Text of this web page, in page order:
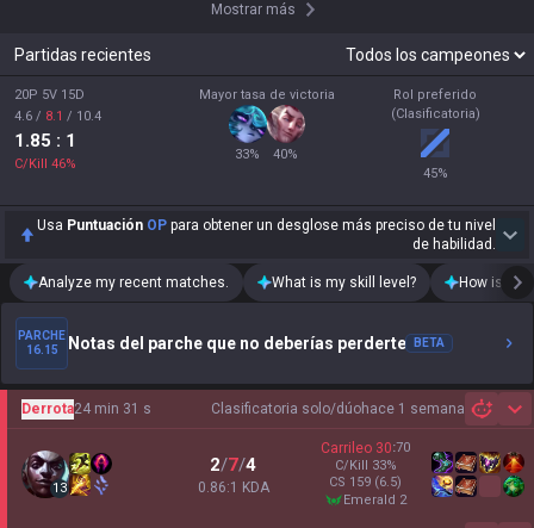
Mostrar más
Partidas recientes
20P 5V 15D
4.6 / 8.1 / 10.4
1.85 : 1
C/Kill 46%
Mayor tasa de victoria
33% 40%
Rol preferido
(Clasificatoria)
45%
Usa Puntuación OP para obtener un desglose más preciso de tu nivel
de habilidad.
Analyze my recent matches. What is my skill level? How is my
PARCHE
16.15
Notas del parche que no deberías perderte BETA
Clasificatoria solo/dúohace 1 semana
Derrota24 min 31 s
13
2/7/4
0.86:1 KDA
Carrileo 30:70
C/Kill 33%
CS 159 (6.5)
emerald 2